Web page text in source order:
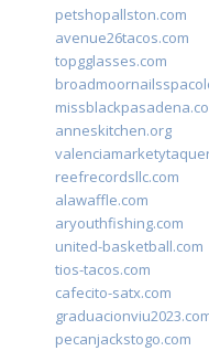
petshopallston.com
avenue26tacos.com
topgglasses.com
anneskitchen.org
reefrecordsllc.com
alawaffle.com
aryouthfishing.com
united-basketball.com
tios-tacos.com
cafecito-satx.com
pecanjackstogo.com